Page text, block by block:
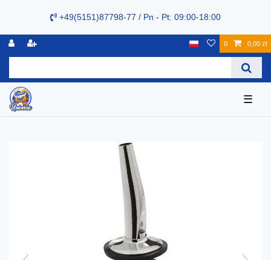
+49(5151)87798-77 / Pn - Pt: 09:00-18:00
0 0,00 zł
☰